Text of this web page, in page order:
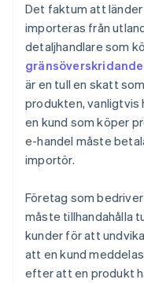
Det faktum att
importeras från
detaljhandlare som
är en tull en skatt
produkten, vanligtvis
en kund som köper
e-handel måste
importör.
Företag som
måste tillhandahålla
kunder för att
att en kund
efter att en produkt